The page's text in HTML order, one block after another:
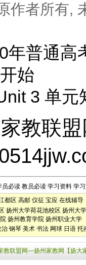
作者所有,
年普通高
始
3 单元
教联
员必读 教员必读 学习资料 学
都区 高邮 仪征 宝应 在线辅导
扬州大学荷花池校区 扬州大
扬州教育学院 扬州职业大学
治 钢琴 美术 书法 网球 日语 托
教联盟网—扬州家教网【扬大